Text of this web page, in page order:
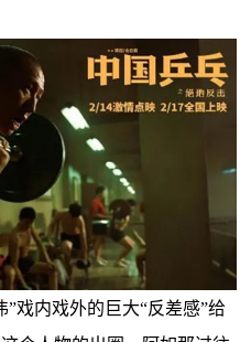
戏内戏外的巨大“反差感”给